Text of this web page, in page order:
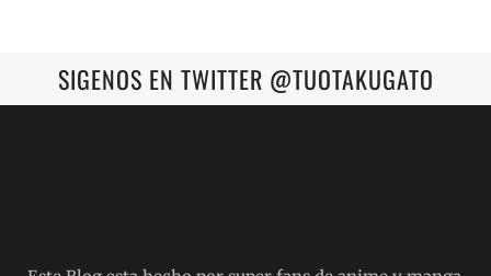
SIGENOS EN TWITTER @TUOTAKUGATO